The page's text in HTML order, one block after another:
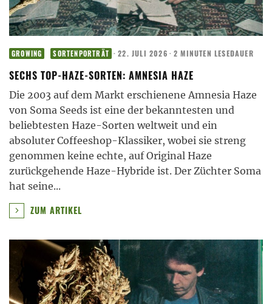
GROWING SORTENPORTRÄT · 22. JULI 2026 · 2 MINUTEN LESEDAUER
SECHS TOP-HAZE-SORTEN: AMNESIA HAZE
Die 2003 auf dem Markt erschienene Amnesia Haze
von Soma Seeds ist eine der bekanntesten und
beliebtesten Haze-Sorten weltweit und ein
absoluter Coffeeshop-Klassiker, wobei sie streng
genommen keine echte, auf Original Haze
zurückgehende Haze-Hybride ist. Der Züchter Soma
hat seine...
ZUM ARTIKEL